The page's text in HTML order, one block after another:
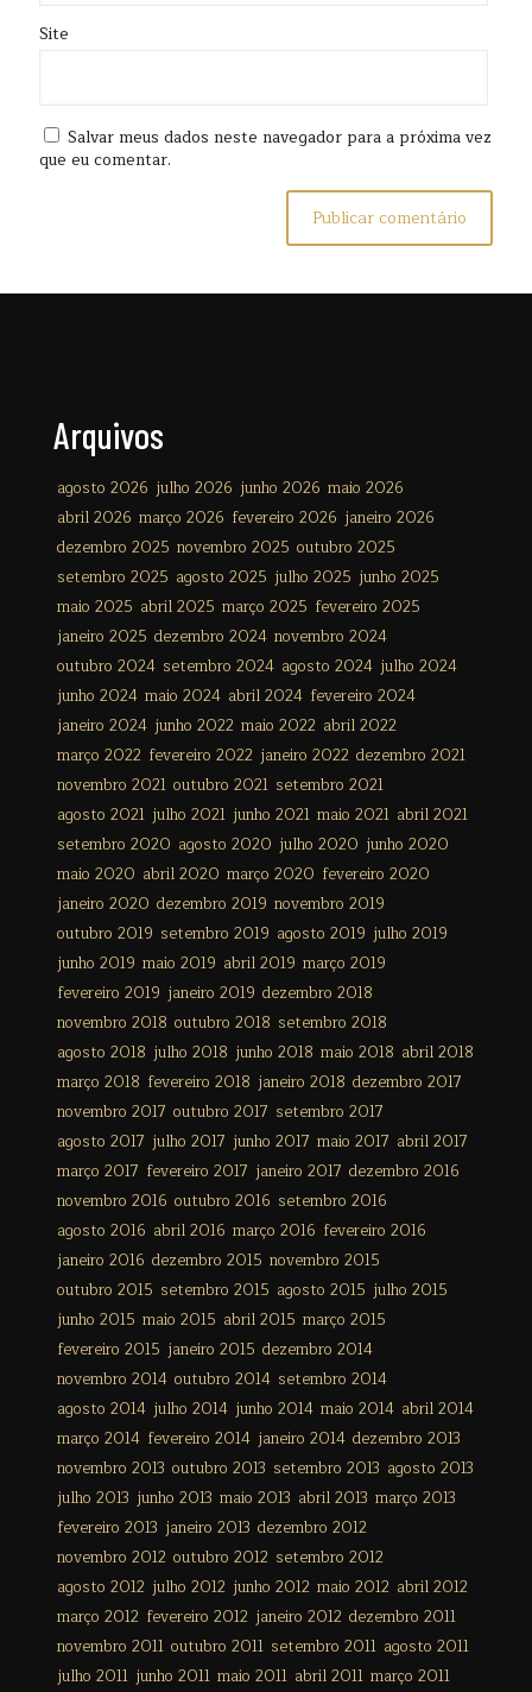
Site
Salvar meus dados neste navegador para a próxima vez
que eu comentar.
Arquivos
agosto 2026 julho 2026 junho 2026 maio 2026
abril 2026 março 2026 fevereiro 2026 janeiro 2026
dezembro 2025 novembro 2025 outubro 2025
setembro 2025 agosto 2025 julho 2025 junho 2025
maio 2025 abril 2025 março 2025 fevereiro 2025
janeiro 2025 dezembro 2024 novembro 2024
outubro 2024 setembro 2024 agosto 2024 julho 2024
junho 2024 maio 2024 abril 2024 fevereiro 2024
janeiro 2024 junho 2022 maio 2022 abril 2022
março 2022 fevereiro 2022 janeiro 2022 dezembro 2021
novembro 2021 outubro 2021 setembro 2021
agosto 2021 julho 2021 junho 2021 maio 2021 abril 2021
setembro 2020 agosto 2020 julho 2020 junho 2020
maio 2020 abril 2020 março 2020 fevereiro 2020
janeiro 2020 dezembro 2019 novembro 2019
outubro 2019 setembro 2019 agosto 2019 julho 2019
junho 2019 maio 2019 abril 2019 março 2019
fevereiro 2019 janeiro 2019 dezembro 2018
novembro 2018 outubro 2018 setembro 2018
agosto 2018 julho 2018 junho 2018 maio 2018 abril 2018
março 2018 fevereiro 2018 janeiro 2018 dezembro 2017
novembro 2017 outubro 2017 setembro 2017
agosto 2017 julho 2017 junho 2017 maio 2017 abril 2017
março 2017 fevereiro 2017 janeiro 2017 dezembro 2016
novembro 2016 outubro 2016 setembro 2016
agosto 2016 abril 2016 março 2016 fevereiro 2016
janeiro 2016 dezembro 2015 novembro 2015
outubro 2015 setembro 2015 agosto 2015 julho 2015
junho 2015 maio 2015 abril 2015 março 2015
fevereiro 2015 janeiro 2015 dezembro 2014
novembro 2014 outubro 2014 setembro 2014
agosto 2014 julho 2014 junho 2014 maio 2014 abril 2014
março 2014 fevereiro 2014 janeiro 2014 dezembro 2013
novembro 2013 outubro 2013 setembro 2013 agosto 2013
julho 2013 junho 2013 maio 2013 abril 2013 março 2013
fevereiro 2013 janeiro 2013 dezembro 2012
novembro 2012 outubro 2012 setembro 2012
agosto 2012 julho 2012 junho 2012 maio 2012 abril 2012
março 2012 fevereiro 2012 janeiro 2012 dezembro 2011
novembro 2011 outubro 2011 setembro 2011 agosto 2011
julho 2011 junho 2011 maio 2011 abril 2011 março 2011